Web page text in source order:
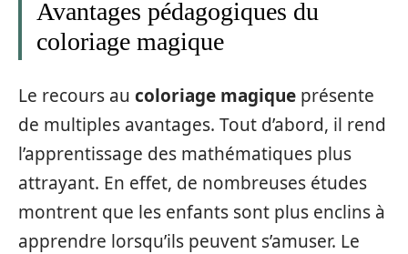
Avantages pédagogiques du
coloriage magique
Le recours au coloriage magique présente
de multiples avantages. Tout d’abord, il rend
l’apprentissage des mathématiques plus
attrayant. En effet, de nombreuses études
montrent que les enfants sont plus enclins à
apprendre lorsqu’ils peuvent s’amuser. Le